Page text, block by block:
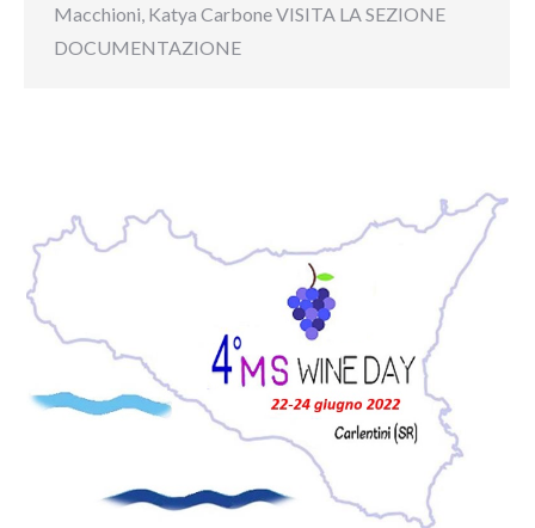
Macchioni, Katya Carbone VISITA LA SEZIONE
DOCUMENTAZIONE